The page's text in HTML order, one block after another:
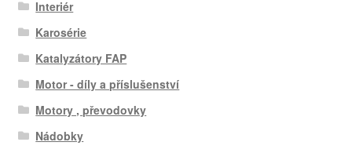
Interiér
Karosérie
Katalyzátory FAP
Motor - díly a příslušenství
Motory , převodovky
Nádobky